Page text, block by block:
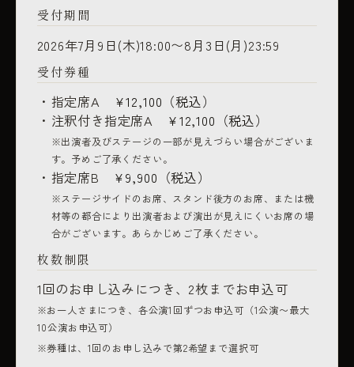
受付期間
2026年7月9日(木)18:00〜8月3日(月)23:59
受付券種
指定席A
¥12,100（税込）
注釈付き指定席A
¥12,100（税込）
※出演者及びステージの一部が見えづらい場合がございま
す。予めご了承ください。
指定席B ¥9,900（税込）
※ステージサイドのお席、スタンド後方のお席、または機
材等の都合により出演者および演出が見えにくいお席の場
合がございます。あらかじめご了承ください。
枚数制限
1回のお申し込みにつき、2枚までお申込可
※お一人さまにつき、各公演1回ずつお申込可（1公演〜最大
10公演お申込可）
※券種は、1回のお申し込みで第2希望まで選択可